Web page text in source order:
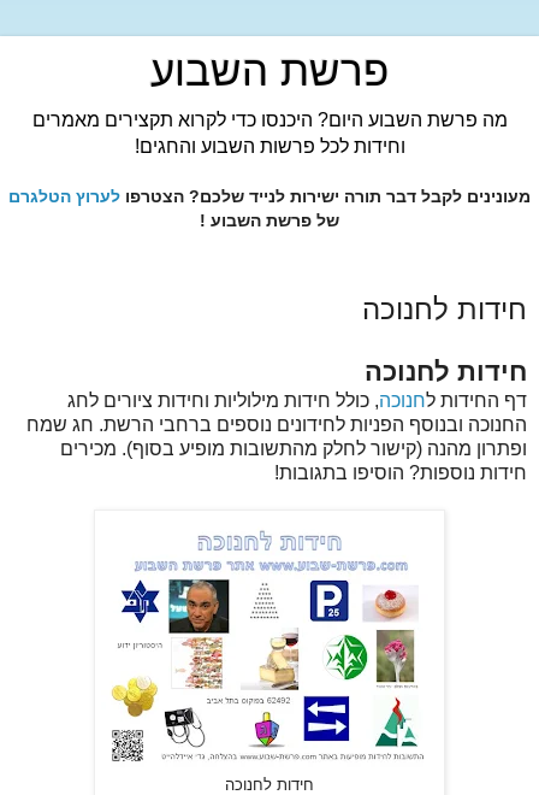
פרשת השבוע
מה פרשת השבוע היום? היכנסו כדי לקרוא תקצירים מאמרים
וחידות לכל פרשות השבוע והחגים!
מעונינים לקבל דבר תורה ישירות לנייד שלכם? הצטרפו לערוץ הטלגרם
של פרשת השבוע !
חידות לחנוכה
חידות לחנוכה
דף החידות לחנוכה, כולל חידות מילוליות וחידות ציורים לחג
החנוכה ובנוסף הפניות לחידונים נוספים ברחבי הרשת. חג שמח
ופתרון מהנה (קישור לחלק מהתשובות מופיע בסוף). מכירים
חידות נוספות? הוסיפו בתגובות!
חידות לחנוכה